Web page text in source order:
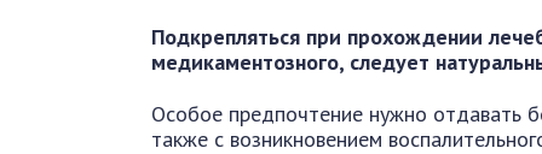
Подкрепляться при прохождении
медикаментозного, следует
Особое предпочтение нужно отдавать
также с возникновением